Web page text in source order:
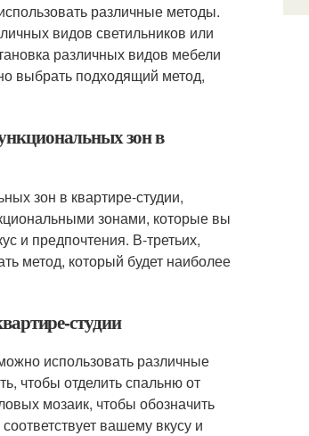
различные методы.
видов светильников или
различных видов мебели
выбрать подходящий метод,
зон в
зон в квартире-студии,
зонами, которые вы
и предпочтения. В-третьих,
метод, который будет наиболее
студии
использовать различные
чтобы отделить спальню от
мозаик, чтобы обозначить
вашему вкусу и